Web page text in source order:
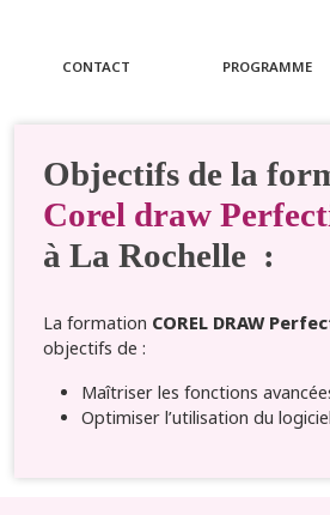
CONTACT PROGRAMME
Objectifs de la
Corel draw
à La Rochelle :
La formation COREL DRAW
objectifs de :
Maîtriser les fonctions
Optimiser l’utilisation du